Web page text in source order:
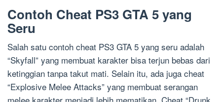
Contoh Cheat PS3 GTA 5 yang
Seru
Salah satu contoh cheat PS3 GTA 5 yang seru adalah
“Skyfall” yang membuat karakter bisa terjun bebas dari
ketinggian tanpa takut mati. Selain itu, ada juga cheat
“Explosive Melee Attacks” yang membuat serangan